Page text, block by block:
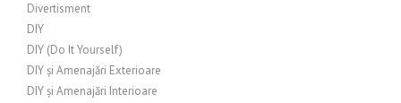
Divertisment
DIY
DIY (Do It Yourself)
DIY și Amenajări Exterioare
DIY și Amenajări Interioare